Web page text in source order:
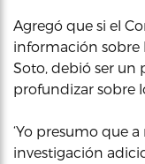
Agregó que si el
información sobre
Soto, debió ser un
profundizar sobre
‘Yo presumo que
investigación